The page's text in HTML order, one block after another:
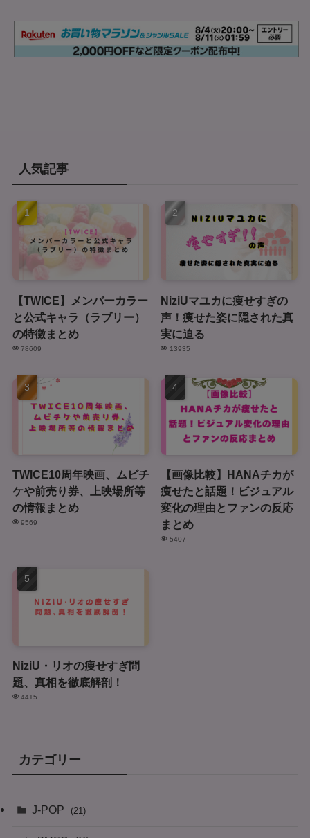
人気記事
【TWICE】メンバーカラー
と公式キャラ（ラブリー）
の特徴まとめ
78609
NiziUマユカに痩せすぎの
声！痩せた姿に隠された真
実に迫る
13935
TWICE10周年映画、ムビチ
ケや前売り券、上映場所等
の情報まとめ
9569
【画像比較】HANAチカが
痩せたと話題！ビジュアル
変化の理由とファンの反応
まとめ
5407
NiziU・リオの痩せすぎ問
題、真相を徹底解剖！
4415
カテゴリー
J-POP (21)